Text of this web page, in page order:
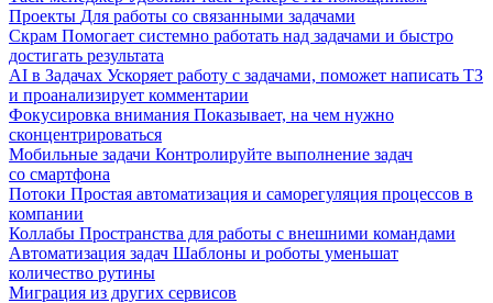
Проекты Для работы со связанными задачами
Скрам Помогает системно работать над задачами и быстро
достигать результата
AI в Задачах Ускоряет работу с задачами, поможет написать ТЗ
и проанализирует комментарии
Фокусировка внимания Показывает, на чем нужно
сконцентрироваться
Мобильные задачи Контролируйте выполнение задач
со смартфона
Потоки Простая автоматизация и саморегуляция процессов в
компании
Коллабы Пространства для работы с внешними командами
Автоматизация задач Шаблоны и роботы уменьшат
количество рутины
Миграция из других сервисов